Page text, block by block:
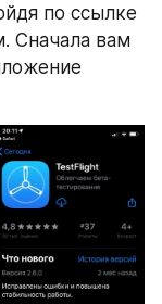
по ссылке
Сначала вам